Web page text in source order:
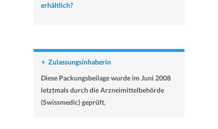
erhältlich?
+ Zulassungsinhaberin
Diese Packungsbeilage wurde im Juni 2008
letztmals durch die Arzneimittelbehörde
(Swissmedic) geprüft.